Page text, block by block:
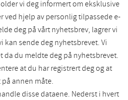
vi deg informert om eksklusive
hjelp av personlig tilpassede e-
deg på vårt nyhetsbrev, lagrer vi
kan sende deg nyhetsbrevet. Vi
da du meldte deg på nyhetsbrevet.
at du har registrert deg og at
annen måte.
disse dataene. Nederst i hvert